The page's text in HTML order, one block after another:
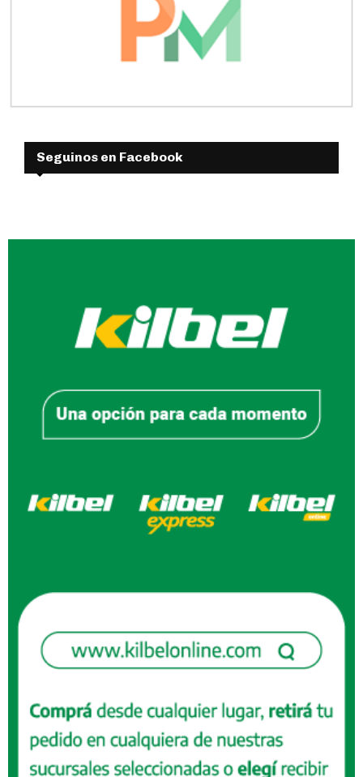
Seguinos en Facebook